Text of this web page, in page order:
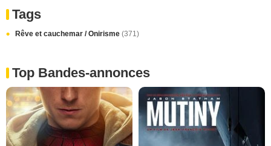
Tags
Rêve et cauchemar / Onirisme (371)
Top Bandes-annonces